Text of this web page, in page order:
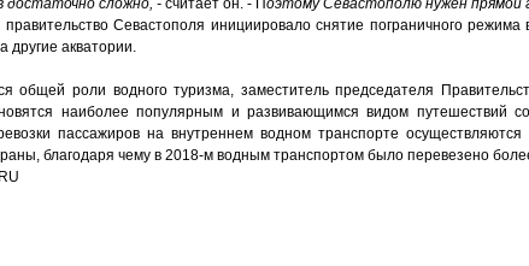
достаточно сложно, - считает он. - Поэтому Севастополю нужен прямой
правительство Севастополя инициировало снятие пограничного
другие акватории.
общей роли водного туризма, заместитель председателя
наиболее популярным и развивающимся видом путешествий
пассажиров на внутреннем водном транспорте
благодаря чему в 2018-м водным транспортом было перевезено